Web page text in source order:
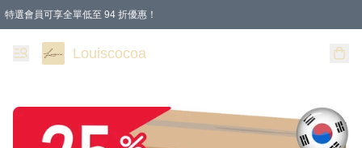
特選會員可享全單低至 94 折優惠！
購物滿 HKD 200.00即享免運費優惠！（適用於 本地送貨、本地取貨 )
Louiscocoa